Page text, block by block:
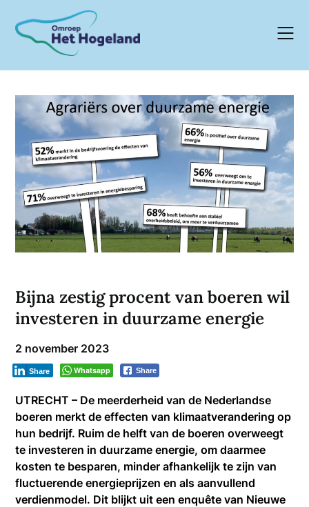
content
Bijna zestig procent van boeren wil
investeren in duurzame energie
2 november 2023
Whatsapp Share
Share
UTRECHT – De meerderheid van de Nederlandse
boeren merkt de effecten van klimaatverandering op
hun bedrijf. Ruim de helft van de boeren overweegt
te investeren in duurzame energie, om daarmee
kosten te besparen, minder afhankelijk te zijn van
fluctuerende energieprijzen en als aanvullend
verdienmodel. Dit blijkt uit een enquête van Nieuwe